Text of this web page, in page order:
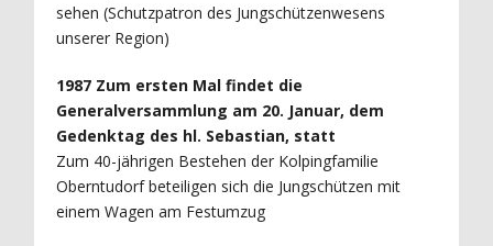
sehen (Schutzpatron des Jungschützenwesens
unserer Region)
1987 Zum ersten Mal findet die
Generalversammlung am 20. Januar, dem
Gedenktag des hl. Sebastian, statt
Zum 40-jährigen Bestehen der Kolpingfamilie
Oberntudorf beteiligen sich die Jungschützen mit
einem Wagen am Festumzug